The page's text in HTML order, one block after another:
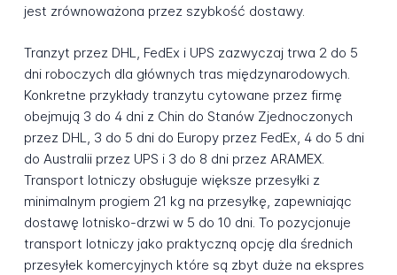
jest zrównoważona przez szybkość dostawy.
Tranzyt przez DHL, FedEx i UPS zazwyczaj trwa 2 do 5
dni roboczych dla głównych tras międzynarodowych.
Konkretne przykłady tranzytu cytowane przez firmę
obejmują 3 do 4 dni z Chin do Stanów Zjednoczonych
przez DHL, 3 do 5 dni do Europy przez FedEx, 4 do 5 dni
do Australii przez UPS i 3 do 8 dni przez ARAMEX.
Transport lotniczy obsługuje większe przesyłki z
minimalnym progiem 21 kg na przesyłkę, zapewniając
dostawę lotnisko-drzwi w 5 do 10 dni. To pozycjonuje
transport lotniczy jako praktyczną opcję dla średnich
przesyłek komercyjnych które są zbyt duże na ekspres